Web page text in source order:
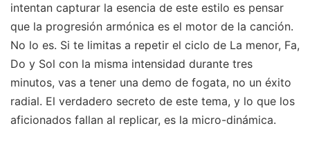
intentan capturar la esencia de este estilo es pensar
que la progresión armónica es el motor de la canción.
No lo es. Si te limitas a repetir el ciclo de La menor, Fa,
Do y Sol con la misma intensidad durante tres
minutos, vas a tener una demo de fogata, no un éxito
radial. El verdadero secreto de este tema, y lo que los
aficionados fallan al replicar, es la micro-dinámica.